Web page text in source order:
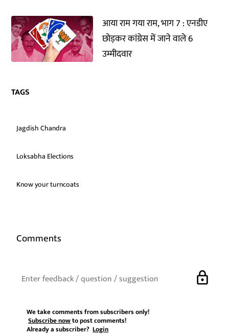
आया राम गया राम, भाग 7 : एनडीए
छोड़कर कांग्रेस में जाने वाले 6
उम्मीदवार
TAGS
Jagdish Chandra
Loksabha Elections
Know your turncoats
Comments
lock
We take comments from subscribers only!
Subscribe nowto post comments!
Already a subscriber?Login